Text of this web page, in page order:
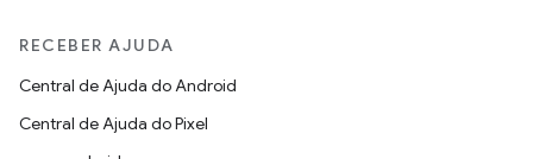
RECEBER AJUDA
Central de Ajuda do Android
Central de Ajuda do Pixel